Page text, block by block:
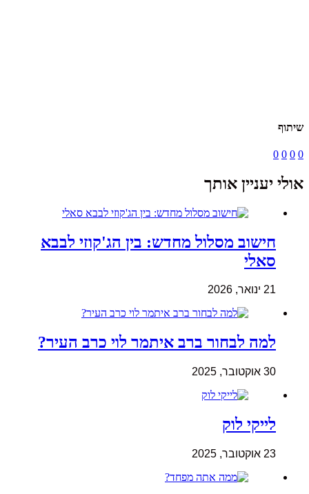
שיתוף
0
0
0
0
אולי יעניין אותך
חישוב מסלול מחדש: בין הג'קוזי לבבא
סאלי
21 ינואר, 2026
למה לבחור ברב איתמר לוי כרב העיר?
30 אוקטובר, 2025
לייקי לוק
23 אוקטובר, 2025